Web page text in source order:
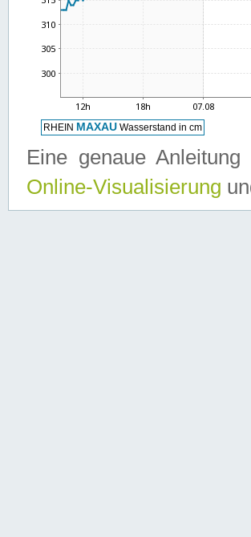
Eine genaue
Online-Visualisierung